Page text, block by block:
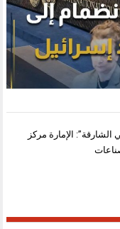
الشارقة”: الإمارة مركز